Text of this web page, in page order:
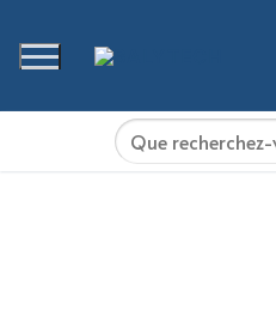
au
contenu
Rechercher